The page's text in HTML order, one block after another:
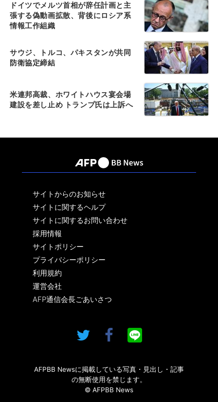
ドイツでメルツ首相が辞任計画と主
張する偽動画拡散、背後にロシア系
情報工作組織
サウジ、トルコ、パキスタンが共同
防衛協定締結
米連邦高裁、ホワイトハウス宴会場
建設を差し止め トランプ氏は上訴へ
サイトからのお知らせ
サイトに関するヘルプ
サイトに関するお問い合わせ
採用情報
サイトポリシー
プライバシーポリシー
利用規約
運営会社
AFP通信会長ごあいさつ
AFPBB Newsに掲載している写真・見出し・記事
の無断使用を禁じます。
© AFPBB News